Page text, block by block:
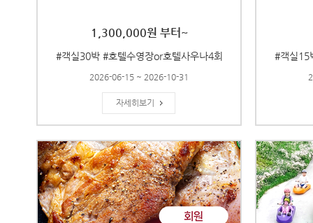
1,300,000원 부터~
#객실30박 #호텔수영장or호텔사우나4회
2026-06-15 ~ 2026-10-31
자세히보기
#객실15